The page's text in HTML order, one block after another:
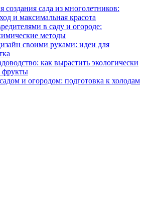
сада из многолетников:
и максимальная красота
в саду и огороде:
методы
своими руками: идеи для
как вырастить экологически
фрукты
и огородом: подготовка к холодам